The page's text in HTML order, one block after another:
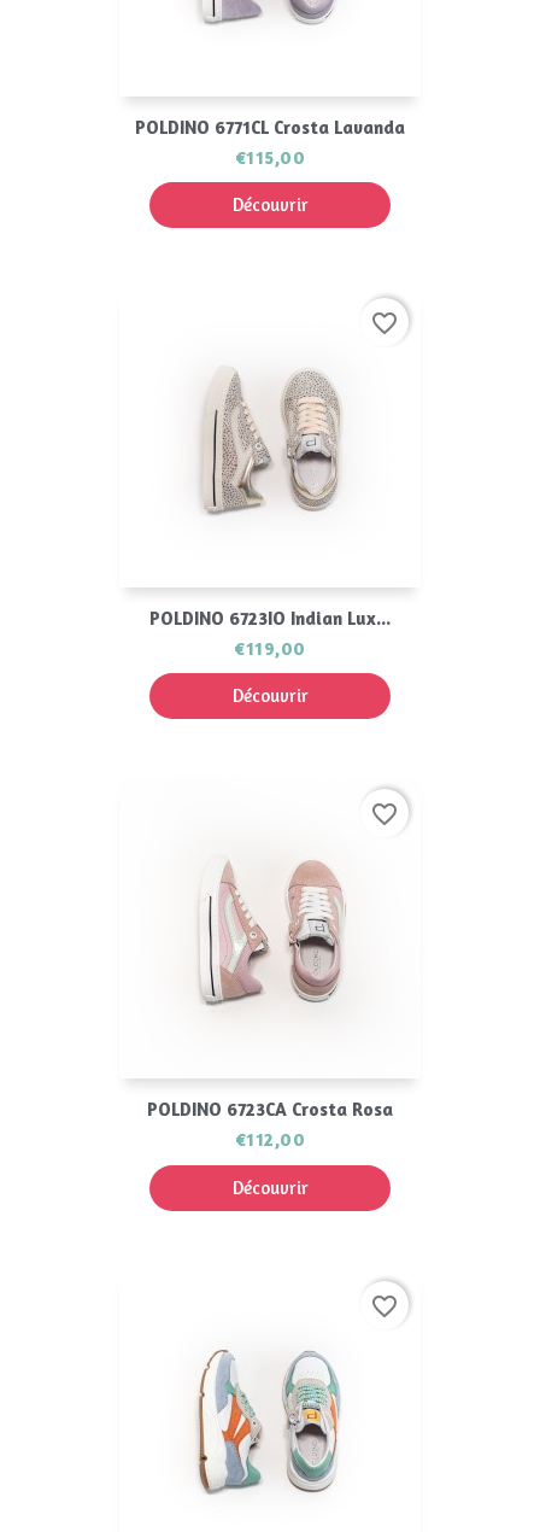
POLDINO 6771CL Crosta Lavanda
€115,00
Découvrir
POLDINO 6723IO Indian Lux...
€119,00
Découvrir
favorite_border
POLDINO 6723CA Crosta Rosa
€112,00
Découvrir
favorite_border
favorite_border